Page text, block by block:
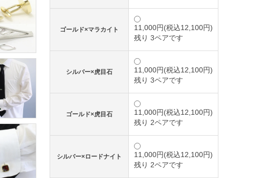
ゴールド×マラカイト
11,000円(税込12,100円)
残り 3ペアです
シルバー×虎目石
11,000円(税込12,100円)
残り 3ペアです
ゴールド×虎目石
11,000円(税込12,100円)
残り 2ペアです
シルバー×ロードナイト
11,000円(税込12,100円)
残り 2ペアです